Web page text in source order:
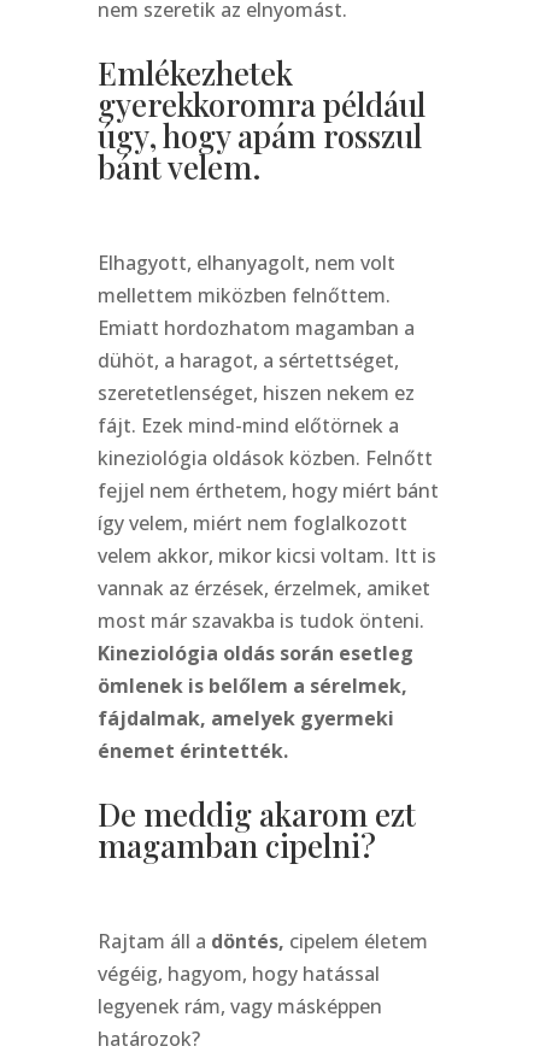
nem szeretik az elnyomást.
Emlékezhetek
gyerekkoromra például
úgy, hogy apám rosszul
bánt velem.
Elhagyott, elhanyagolt, nem volt
mellettem miközben felnőttem.
Emiatt hordozhatom magamban a
dühöt, a haragot, a sértettséget,
szeretetlenséget, hiszen nekem ez
fájt. Ezek mind-mind előtörnek a
kineziológia oldások közben. Felnőtt
fejjel nem érthetem, hogy miért bánt
így velem, miért nem foglalkozott
velem akkor, mikor kicsi voltam. Itt is
vannak az érzések, érzelmek, amiket
most már szavakba is tudok önteni.
Kineziológia oldás során esetleg
ömlenek is belőlem a sérelmek,
fájdalmak, amelyek gyermeki
énemet érintették.
De meddig akarom ezt
magamban cipelni?
Rajtam áll a döntés, cipelem életem
végéig, hagyom, hogy hatással
legyenek rám, vagy másképpen
határozok?